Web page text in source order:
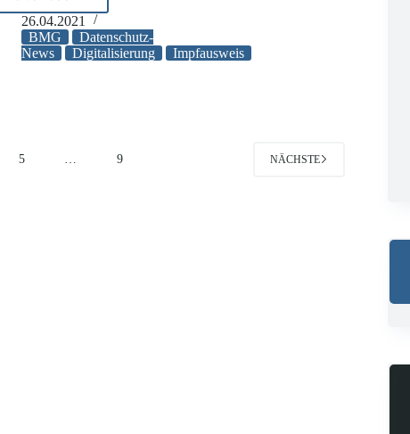
Entwicklung
rund
um
26.04.2021
BMG
Datenschutz-
News
Digitalisierung Impfausweis
5 9 NÄCHSTE